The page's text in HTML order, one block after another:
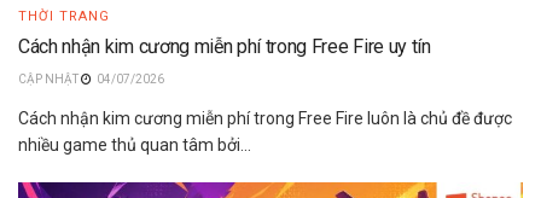
THỜI TRANG
Cách nhận kim cương miễn phí trong Free Fire uy tín
04/07/2026
Cách nhận kim cương miễn phí trong Free Fire luôn là chủ đề được
nhiều game thủ quan tâm bởi...